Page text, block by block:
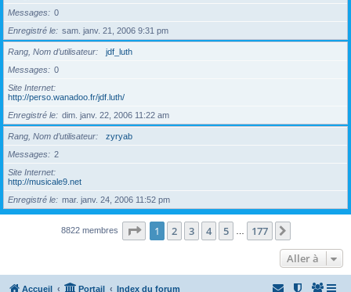
Messages
0
Enregistré le
sam. janv. 21, 2006 9:31 pm
Rang, Nom d’utilisateur
jdf_luth
Messages
0
Site Internet
http://perso.wanadoo.fr/jdf.luth/
Enregistré le
dim. janv. 22, 2006 11:22 am
Rang, Nom d’utilisateur
zyryab
Messages
2
Site Internet
http://musicale9.net
Enregistré le
mar. janv. 24, 2006 11:52 pm
8822 membres Page 1sur177
1 2 3 4 5 177
Aller à
Accueil Portail Index du forum